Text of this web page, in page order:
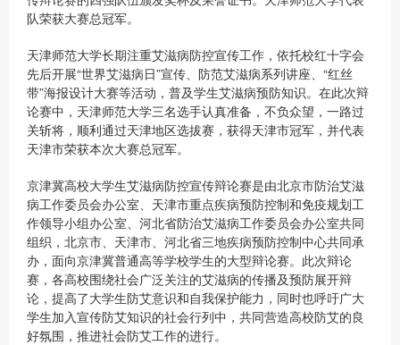
队荣获大赛总冠军。
天津师范大学长期注重艾滋病防控宣传工作，依托校红十字会
先后开展“世界艾滋病日”宣传、防范艾滋病系列讲座、“红丝
带”海报设计大赛等活动，普及学生艾滋病预防知识。在此次辩
论赛中，天津师范大学三名选手认真准备，不负众望，一路过
关斩将，顺利通过天津地区选拔赛，获得天津市冠军，并代表
天津市荣获本次大赛总冠军。
京津冀高校大学生艾滋病防控宣传辩论赛是由北京市防治艾滋
病工作委员会办公室、天津市重点疾病预防控制和免疫规划工
作领导小组办公室、河北省防治艾滋病工作委员会办公室共同
组织，北京市、天津市、河北省三地疾病预防控制中心共同承
办，面向京津冀普通高等学校学生的大型辩论赛。此次辩论
赛，各高校围绕社会广泛关注的艾滋病的传播及预防展开辩
论，提高了大学生防艾意识和自我保护能力，同时也呼吁广大
学生加入宣传防艾知识的社会行列中，共同营造高校防艾的良
好氛围，推进社会防艾工作的进行。